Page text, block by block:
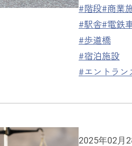
#階段#商業
#駅舎#電鉄
#歩道橋
#宿泊施設
#エントラン
2025年02月